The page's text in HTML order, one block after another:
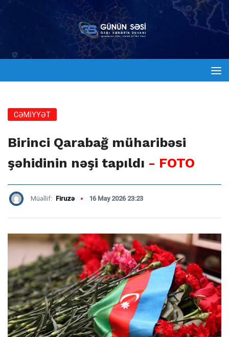
CƏMİYYƏT
Birinci Qarabağ müharibəsi
şəhidinin nəşi tapıldı - FOTO
Müəllif: Firuzə 16 May 2026 23:23